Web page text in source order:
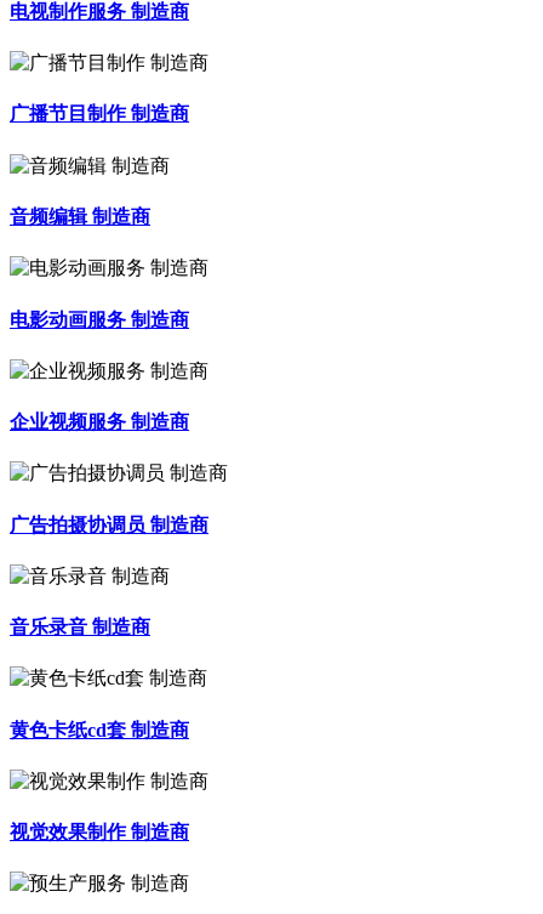
电视制作服务 制造商
广播节目制作 制造商
音频编辑 制造商
电影动画服务 制造商
企业视频服务 制造商
广告拍摄协调员 制造商
音乐录音 制造商
黄色卡纸cd套 制造商
视觉效果制作 制造商